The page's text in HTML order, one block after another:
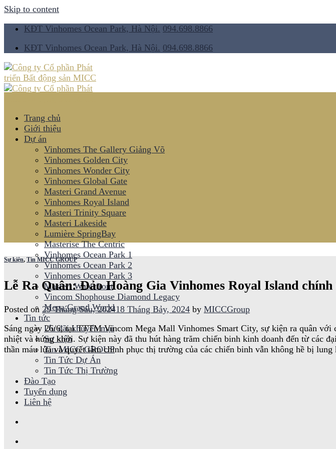
Skip to content
KĐT Vinhomes Ocean Park, Hà Nội. 094.698.8866
KĐT Vinhomes Ocean Park, Hà Nội. 094.698.8866
Trang chủ
Giới thiệu
Dự án
Vinhomes The Gallery Giảng Võ
Vinhomes Golden City
Vinhomes Wonder City
Vinhomes Global Gate
Masteri Grand Avenue
Vinhomes Royal Island
Masteri Trinity Square
Masteri Lakeside
Lumière SpringBay
Masterise The Centric
Vinhomes Ocean Park 1
Vinhomes Ocean Park 2
Vinhomes Ocean Park 3
Masteri Waterfront
Vincom Shophouse Diamond Legacy
Mega Grand World
Tin tức
Ưu đãi khuyến mại
Sự kiện
Tin MICC GROUP
Tin Tức Dự Án
Tin Tức Thị Trường
Đào Tạo
Tuyển dụng
Liên hệ
Sự kiện, Tin MICC GROUP
Lễ Ra Quân: Đảo Hoàng Gia Vinhomes Royal Island
Posted on 29 Tháng Sáu, 202418 Tháng Bảy, 2024 by MICCGroup
Sáng ngày 26/6, tại TTTM Vincom Mega Mall Vinhomes Smart City, sự kiện ra quân
nhiệt và hứng khởi. Sự kiện này đã thu hút hàng trăm chiến binh kinh doanh đến từ các
thần máu lửa và quyết tâm chinh phục thị trường của các chiến binh vẫn không hề bị lung